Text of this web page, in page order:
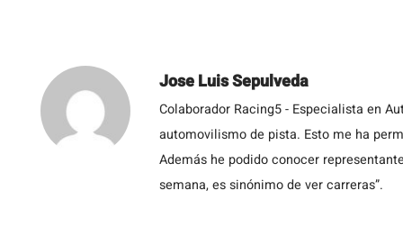
Jose Luis Sepulveda
Colaborador Racing5 - Especialista en
automovilismo de pista. Esto me ha
Además he podido conocer
semana, es sinónimo de ver carreras”.